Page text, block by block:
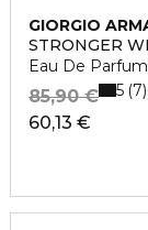
GIORGIO
STRONGER
Eau De Parfum
60,13 €
85,90 € 5 7